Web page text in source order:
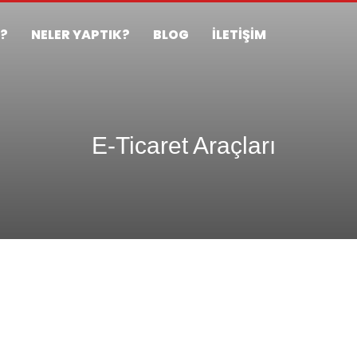
NELER YAPTIK? BLOG İLETİŞİM
E-Ticaret Araçları